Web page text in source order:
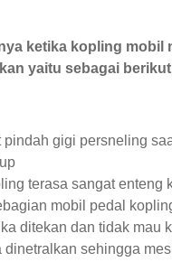
ketika kopling mobil
yaitu sebagai
pindah gigi persneling
terasa sangat enteng
mobil pedal
ditekan dan tidak mau
dinetralkan sehingga